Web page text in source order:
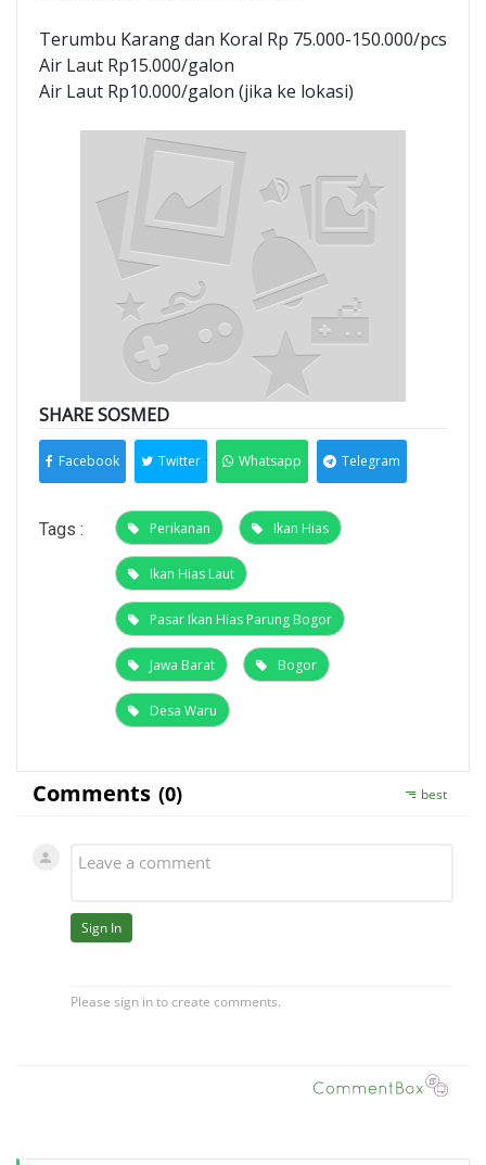
Terumbu Karang dan Koral Rp 75.000-150.000/pcs
Air Laut Rp15.000/galon
Air Laut Rp10.000/galon (jika ke lokasi)
SHARE SOSMED
Facebook Twitter Whatsapp Telegram
Tags : Perikanan Ikan Hias
Ikan Hias Laut
Pasar Ikan Hias Parung Bogor
Jawa Barat Bogor
Desa Waru